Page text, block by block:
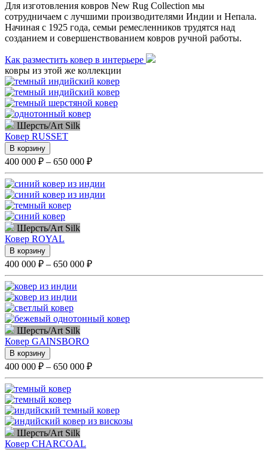
Для изготовления ковров New Rug Collection мы
сотрудничаем с лучшими производителями Индии и Непала.
Начиная с 1925 года, семьи ремесленников трудятся над
созданием и совершенствованием ковров ручной работы.
Как разместить ковер в интерьере
ковры из этой же коллекции
Шерсть/Art Silk
Ковер RUSSET
В корзину
400 000 ₽ – 650 000 ₽
Шерсть/Art Silk
Ковер ROYAL
В корзину
400 000 ₽ – 650 000 ₽
Шерсть/Art Silk
Ковер GAINSBORO
В корзину
400 000 ₽ – 650 000 ₽
Шерсть/Art Silk
Ковер CHARCOAL